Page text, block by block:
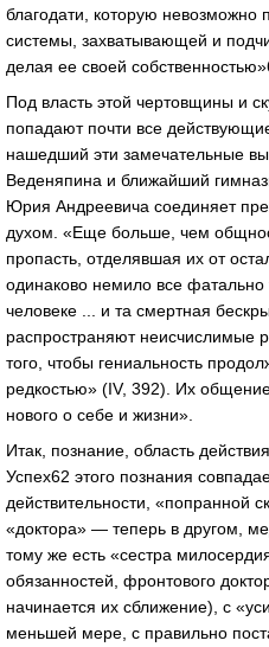
благодати, которую невозможно
системы, захватывающей и
делая ее своей
Под власть этой чертовщины и
попадают почти все
нашедший эти замечательные
Веденяпина и ближайший
Юрия Андреевича соединяет
духом. «Еще больше, чем
пропасть, отделявшая их от
одинаково немило все
человеке ... и та смертная
распространяют неисчислимые
того, чтобы гениальность
редкостью» (IV, 392). Их
нового о себе и жизни».
Итак, познание, область
Успех62 этого познания
действительности, «попранной
«доктора» — теперь в другом,
тому же есть «сестра
обязанностей, фронтового
начинается их сближение), с
меньшей мере, с правильно